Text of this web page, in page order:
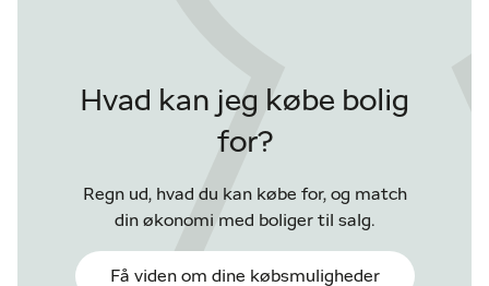
Hvad kan jeg købe bolig
for?
Regn ud, hvad du kan købe for, og match
din økonomi med boliger til salg.
Få viden om dine købsmuligheder